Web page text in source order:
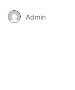
Admin